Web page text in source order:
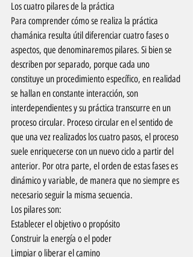
Los cuatro pilares de la práctica
Para comprender cómo se realiza la práctica
chamánica resulta útil diferenciar cuatro fases o
aspectos, que denominaremos pilares. Si bien se
describen por separado, porque cada uno
constituye un procedimiento específico, en realidad
se hallan en constante interacción, son
interdependientes y su práctica transcurre en un
proceso circular. Proceso circular en el sentido de
que una vez realizados los cuatro pasos, el proceso
suele enriquecerse con un nuevo ciclo a partir del
anterior. Por otra parte, el orden de estas fases es
dinámico y variable, de manera que no siempre es
necesario seguir la misma secuencia.
Los pilares son:
Establecer el objetivo o propósito
Construir la energía o el poder
Limpiar o liberar el camino